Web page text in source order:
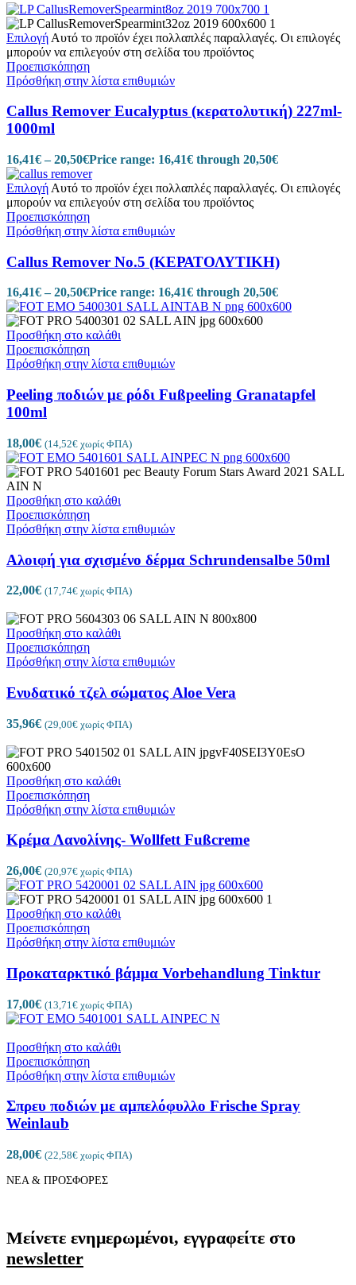
Επιλογή Αυτό το προϊόν έχει πολλαπλές παραλλαγές. Οι επιλογές
μπορούν να επιλεγούν στη σελίδα του προϊόντος
Προεπισκόπηση
Πρόσθήκη στην λίστα επιθυμιών
Callus Remover Eucalyptus (κερατολυτική) 227ml-
1000ml
16,41€ – 20,50€Price range: 16,41€ through 20,50€
Επιλογή Αυτό το προϊόν έχει πολλαπλές παραλλαγές. Οι επιλογές
μπορούν να επιλεγούν στη σελίδα του προϊόντος
Προεπισκόπηση
Πρόσθήκη στην λίστα επιθυμιών
Callus Remover No.5 (ΚΕΡΑΤΟΛΥΤΙΚΗ)
16,41€ – 20,50€Price range: 16,41€ through 20,50€
Προσθήκη στο καλάθι
Προεπισκόπηση
Πρόσθήκη στην λίστα επιθυμιών
Peeling ποδιών με ρόδι Fußpeeling Granatapfel
100ml
18,00€ (14,52€ χωρίς ΦΠΑ)
Προσθήκη στο καλάθι
Προεπισκόπηση
Πρόσθήκη στην λίστα επιθυμιών
Αλοιφή για σχισμένο δέρμα Schrundensalbe 50ml
22,00€ (17,74€ χωρίς ΦΠΑ)
Προσθήκη στο καλάθι
Προεπισκόπηση
Πρόσθήκη στην λίστα επιθυμιών
Ενυδατικό τζελ σώματος Aloe Vera
35,96€ (29,00€ χωρίς ΦΠΑ)
Προσθήκη στο καλάθι
Προεπισκόπηση
Πρόσθήκη στην λίστα επιθυμιών
Κρέμα Λανολίνης- Wollfett Fußcreme
26,00€ (20,97€ χωρίς ΦΠΑ)
Προσθήκη στο καλάθι
Προεπισκόπηση
Πρόσθήκη στην λίστα επιθυμιών
Προκαταρκτικό βάμμα Vorbehandlung Tinktur
17,00€ (13,71 € χωρίς ΦΠΑ)
Προσθήκη στο καλάθι
Προεπισκόπηση
Πρόσθήκη στην λίστα επιθυμιών
Σπρευ ποδιών με αμπελόφυλλο Frische Spray
Weinlaub
28,00€ (22,58€ χωρίς ΦΠΑ)
ΝΕΑ & ΠΡΟΣΦΟΡΕΣ
Μείνετε ενημερωμένοι, εγγραφείτε στο
newsletter